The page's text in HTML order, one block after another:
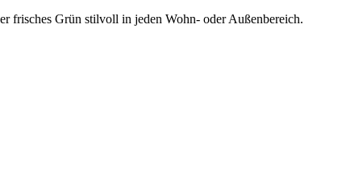
frisches Grün stilvoll in jeden Wohn- oder Außenbereich.